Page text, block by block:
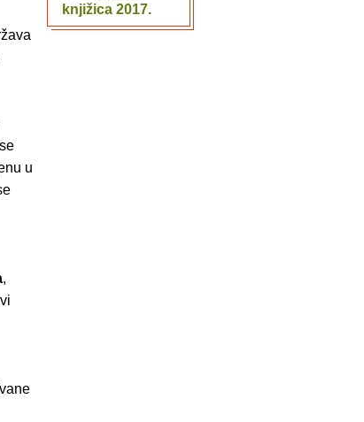
knjižica 2017.
u
,